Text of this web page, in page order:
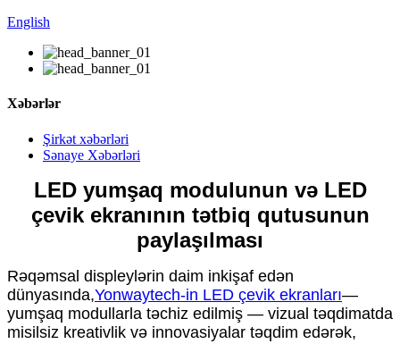
English
Xəbərlər
Şirkət xəbərləri
Sənaye Xəbərləri
LED yumşaq modulunun və LED
çevik ekranının tətbiq qutusunun
paylaşılması
Rəqəmsal displeylərin daim inkişaf edən
dünyasında,Yonwaytech-in LED çevik ekranları—
yumşaq modullarla təchiz edilmiş — vizual təqdimatda
misilsiz kreativlik və innovasiyalar təqdim edərək,